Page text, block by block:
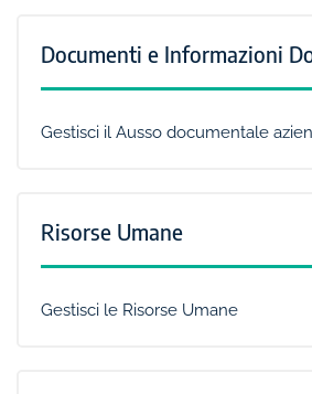
Documenti e Informazioni
Gestisci il Ausso documentale
Risorse Umane
Gestisci le Risorse Umane